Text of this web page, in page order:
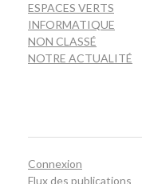
ESPACES VERTS
INFORMATIQUE
NON CLASSÉ
NOTRE ACTUALITÉ
Connexion
Flux des publications